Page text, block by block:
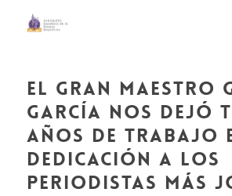
el gran maestro
garcía nos dejó
años de trabajo
dedicación a los
periodistas más